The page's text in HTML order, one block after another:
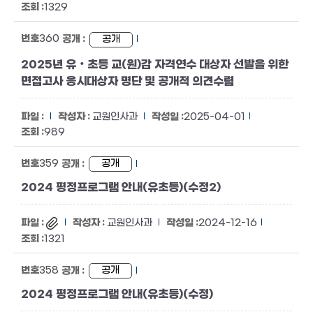
1329
360 공개
2025년 유‧초등 교(원)감 자격연수 대상자 선발을 위한
면접고사 응시대상자 명단 및 공개적 의견수렴
교원인사과
2025-04-01
989
359 공개
2024 평정프로그램 안내(유초등)(수정2)
교원인사과
2024-12-16
1321
358 공개
2024 평정프로그램 안내(유초등)(수정)